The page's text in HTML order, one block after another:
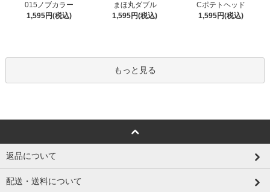
015ノブカラー
1,595円(税込)
まほ丸ダブル
1,595円(税込)
Cポテトヘッド
1,595円(税込)
もっと見る
返品について
配送・送料について